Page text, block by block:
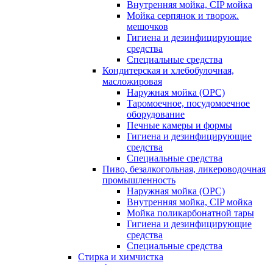
Внутренняя мойка, CIP мойка
Мойка серпянок и творож.
мешочков
Гигиена и дезинфицирующие
средства
Специальные средства
Кондитерская и хлебобулочная,
масложировая
Наружная мойка (ОРС)
Таромоечное, посудомоечное
оборудование
Печные камеры и формы
Гигиена и дезинфицирующие
средства
Специальные средства
Пиво, безалкогольная, ликероводочная
промышленность
Наружная мойка (ОРС)
Внутренняя мойка, CIP мойка
Мойка поликарбонатной тары
Гигиена и дезинфицирующие
средства
Специальные средства
Стирка и химчистка